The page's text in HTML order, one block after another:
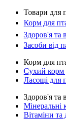
Товари для
Корм для
Здоров'я та
Засоби від
Корм для
Сухий корм
Ласощі для
Здоров'я та
Мінеральні
Вітаміни та